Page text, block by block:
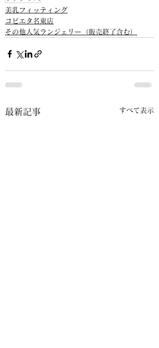
美乳フィッティング
コビエタ名東店
その他人気ランジェリー（販売終了含む）
最新記事 すべて表示